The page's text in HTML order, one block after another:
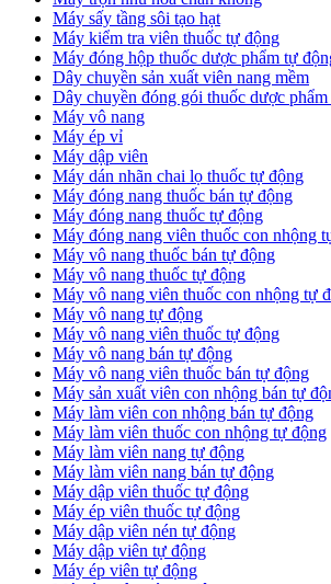
Máy sấy tầng sôi tạo hạt
Máy kiểm tra viên thuốc tự động
Máy đóng hộp thuốc dược phẩm tự
Dây chuyền sản xuất viên nang mềm
Dây chuyền đóng gói thuốc dược
Máy vô nang
Máy ép vỉ
Máy dập viên
Máy dán nhãn chai lọ thuốc tự động
Máy đóng nang thuốc bán tự động
Máy đóng nang thuốc tự động
Máy đóng nang viên thuốc con nhộng
Máy vô nang thuốc bán tự động
Máy vô nang thuốc tự động
Máy vô nang viên thuốc con nhộng tự
Máy vô nang tự động
Máy vô nang viên thuốc tự động
Máy vô nang bán tự động
Máy vô nang viên thuốc bán tự động
Máy sản xuất viên con nhộng bán tự
Máy làm viên con nhộng bán tự động
Máy làm viên thuốc con nhộng tự động
Máy làm viên nang tự động
Máy làm viên nang bán tự động
Máy dập viên thuốc tự động
​Máy ép viên thuốc tự động
​Máy dập viên nén tự động
​Máy dập viên tự động
Máy ép viên tự động